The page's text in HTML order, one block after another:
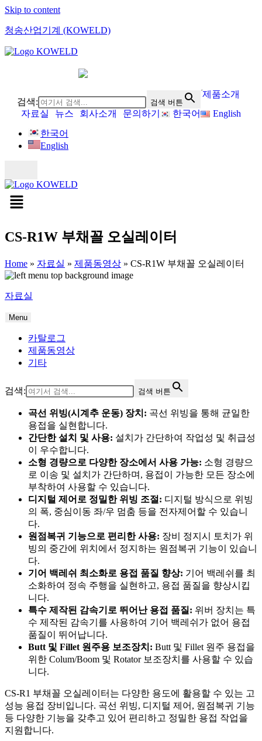
Skip to content
청송산업기계 (KOWELD)
검색: 검색 버튼
제품소개
자료실
뉴스 회사소개 문의하기 한국어
English
한국어
English
CS-R1W 부채꼴 오실레이터
Home » 자료실 » 제품동영상 » CS-R1W 부채꼴 오실레이터
자료실
Menu
카탈로그
제품동영상
기타
검색: 검색 버튼
곡선 위빙(시계추 운동) 장치: 곡선 위빙을 통해 균일한
용접을 실현합니다.
간단한 설치 및 사용: 설치가 간단하여 작업성 및 취급성
이 우수합니다.
소형 경량으로 다양한 장소에서 사용 가능: 소형 경량으
로 이송 및 설치가 간단하며, 용접이 가능한 모든 장소에
부착하여 사용할 수 있습니다.
디지털 제어로 정밀한 위빙 조절: 디지털 방식으로 위빙
의 폭, 중심이동 좌/우 멈춤 등을 전자제어할 수 있습니
다.
원점복귀 기능으로 편리한 사용: 장비 정지시 토치가 위
빙의 중간에 위치에서 정지하는 원점복귀 기능이 있습니
다.
기어 백레쉬 최소화로 용접 품질 향상: 기어 백레쉬를 최
소화하여 정속 주행을 실현하고, 용접 품질을 향상시킵
니다.
특수 제작된 감속기로 뛰어난 용접 품질: 위버 장치는 특
수 제작된 감속기를 사용하여 기어 백레쉬가 없어 용접
품질이 뛰어납니다.
Butt 및 Fillet 원주용 보조장치: Butt 및 Fillet 원주 용접을
위한 Colum/Boom 및 Rotator 보조장치를 사용할 수 있습
니다.
CS-R1 부채꼴 오실레이터는 다양한 용도에 활용할 수 있는 고
성능 용접 장비입니다. 곡선 위빙, 디지털 제어, 원점복귀 기능
등 다양한 기능을 갖추고 있어 편리하고 정밀한 용접 작업을
지원합니다.